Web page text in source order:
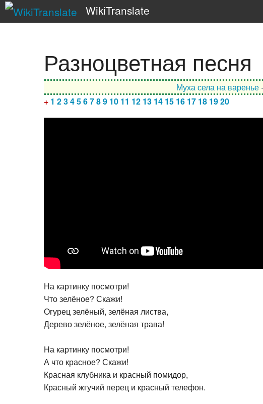
WikiTranslate
Разноцветная песня
Муха села на варенье·
+ 1 23456789 10 11 12 13 14 15 16 17 18 1920
На картинку посмотри!
Что зелёное? Скажи!
Огурец зелёный, зелёная листва,
Дерево зелёное, зелёная трава!
На картинку посмотри!
А что красное? Скажи!
Красная клубника и красный помидор,
Красный жгучий перец и красный телефон.